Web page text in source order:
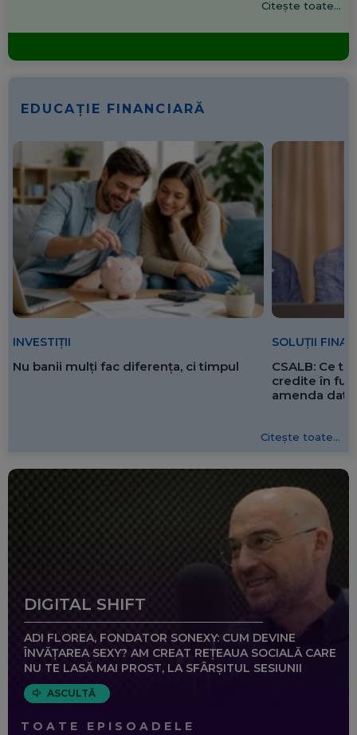
Citește toate...
EDUCAȚIE FINANCIARĂ
INVESTIȚII
Nu banii mulți fac diferența, ci timpul
SOLUȚII
CSALB: Ce
credite în
amenda
Citește toate...
DIGITAL SHIFT
ADI FLOREA, FONDATOR SONEXY: CUM DEVINE
ÎNVĂȚAREA SEXY? AM CREAT REȚEAUA SOCIALĂ CARE
NU TE LASĂ MAI PROST, LA SFÂRȘITUL SESIUNII
ASCULTĂ
TOATE EPISOADELE